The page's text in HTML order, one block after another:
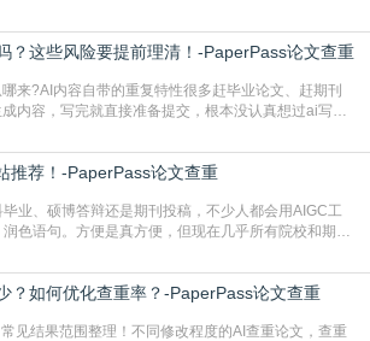
不少人也搞不清降aigc检测是啥，对相关要求摸不
随AIGC工具在学术领域普及诞生的新需求，核心是为
生
？这些风险要提前理清！-PaperPass论文查重
来?AI内容自带的重复特性很多赶毕业论文、赶期刊
内容，写完就直接准备提交，根本没认真想过ai写论
AI训练依赖海量公开的文本数据，生成内容本质是基
是从零开始的原创创作。生成过程中，很容易复用已
接拼接已经公开
推荐！-PaperPass论文查重
业、硕博答辩还是期刊投稿，不少人都会用AIGC工
色语句。方便是真方便，但现在几乎所有院校和期刊
有人在，这时候，找到靠谱的降AIGC检测率的网
：守护学术原创性的智能伙伴AIGC生成内
个本科师弟改
？如何优化查重率？-PaperPass论文查重
见结果范围整理！不同修改程度的AI查重论文，查重